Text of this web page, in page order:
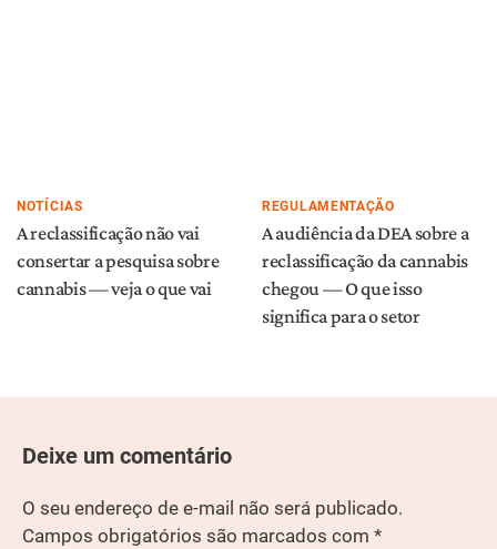
NOTÍCIAS
A reclassificação não vai
consertar a pesquisa sobre
cannabis — veja o que vai
REGULAMENTAÇÃO
A audiência da DEA sobre a
reclassificação da cannabis
chegou — O que isso
significa para o setor
Deixe um comentário
O seu endereço de e-mail não será publicado.
Campos obrigatórios são marcados com *